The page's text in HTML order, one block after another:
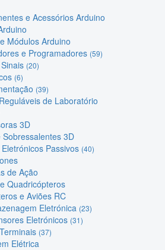
e Acessórios Arduino
Módulos Arduino
e Programadores (59)
(20)
(6)
(39)
de Laboratório
3D
Sobressalentes 3D
Passivos (40)
de Ação
Quadricópteros
e Aviões RC
Eletrónica (23)
Eletrónicos (31)
(37)
Elétrica